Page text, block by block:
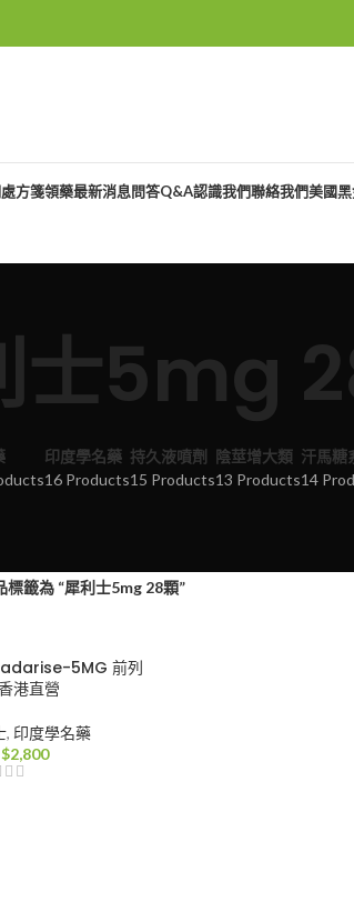
處方箋領藥最新消息問答Q&A認識我們聯絡我們美國
士5mg
印度學名藥
16 Products
持久液噴劑
15 Products
陰莖增大類
13 Products
汗馬糖
14
標籤為 “犀利士5mg 28顆”
5MG 前列
港直營
, 印度學名藥
$2,800價